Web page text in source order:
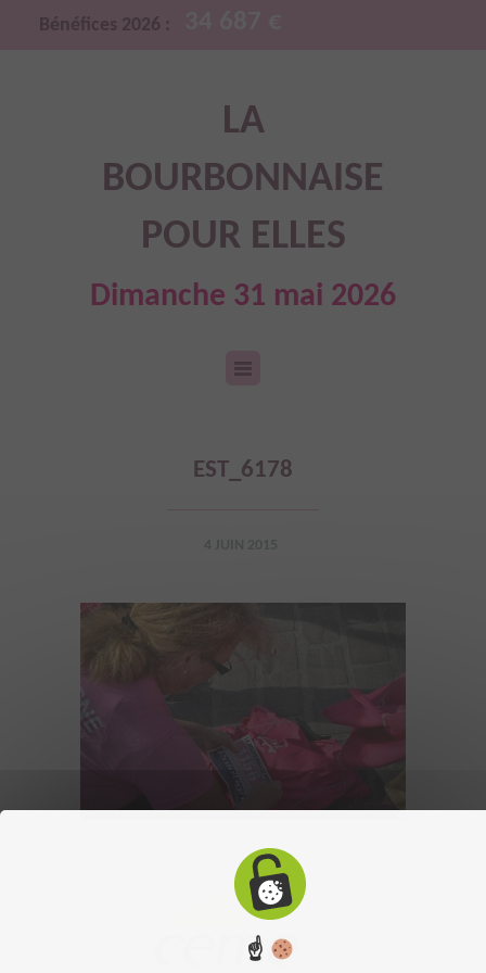
Bénéfices 2026 :
LA
BOURBONNAISE
POUR ELLES
Dimanche 31 mai 2026
EST_6178
☝